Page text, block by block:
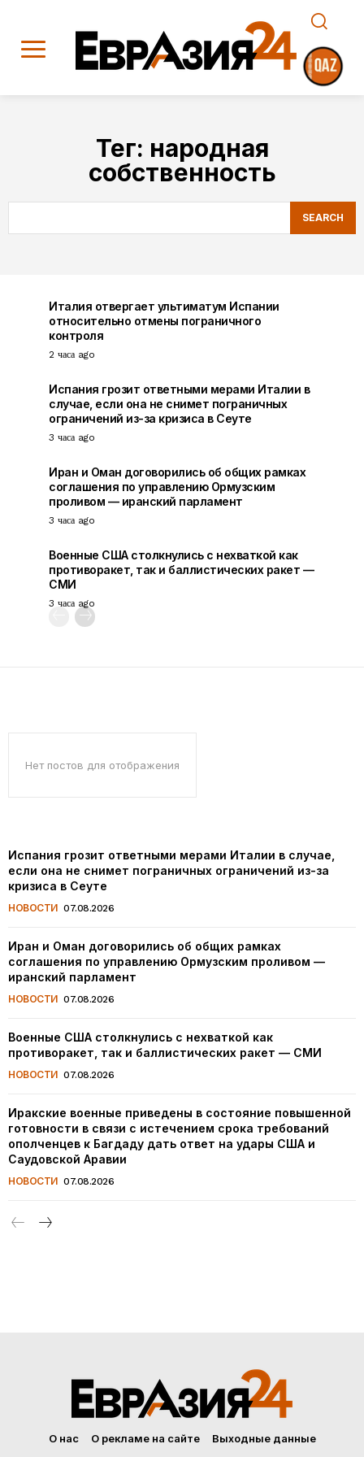
Тег: народная
собственность
SEARCH
Италия отвергает ультиматум Испании
относительно отмены пограничного
контроля
2 часа ago
Испания грозит ответными мерами Италии в
случае, если она не снимет пограничных
ограничений из-за кризиса в Сеуте
3 часа ago
Иран и Оман договорились об общих рамках
соглашения по управлению Ормузским
проливом — иранский парламент
3 часа ago
Военные США столкнулись с нехваткой как
противоракет, так и баллистических ракет —
СМИ
3 часа ago
Нет постов для отображения
Испания грозит ответными мерами Италии в случае,
если она не снимет пограничных ограничений из-за
кризиса в Сеуте
НОВОСТИ 07.08.2026
Иран и Оман договорились об общих рамках
соглашения по управлению Ормузским проливом —
иранский парламент
НОВОСТИ 07.08.2026
Военные США столкнулись с нехваткой как
противоракет, так и баллистических ракет — СМИ
НОВОСТИ 07.08.2026
Иракские военные приведены в состояние повышенной
готовности в связи с истечением срока требований
ополченцев к Багдаду дать ответ на удары США и
Саудовской Аравии
НОВОСТИ 07.08.2026
О нас О рекламе на сайте Выходные данные